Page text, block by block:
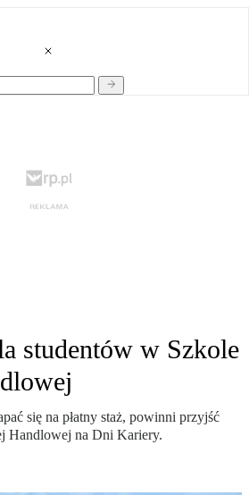
studentów w Szkole
się na płatny staż, powinni przyjść
Handlowej na Dni Kariery.